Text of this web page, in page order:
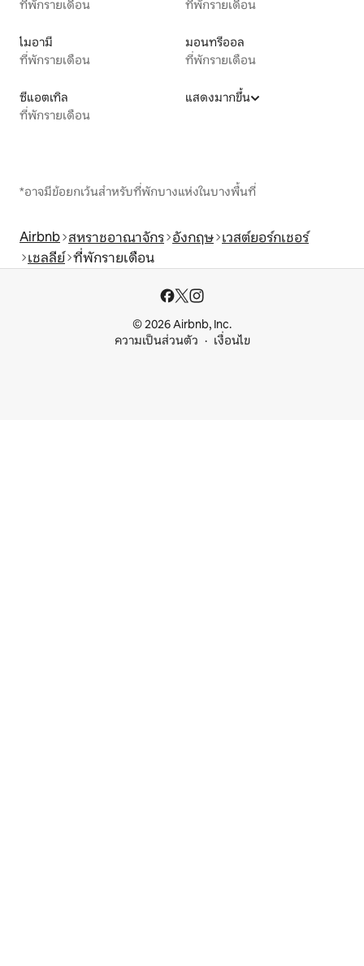
ที่พักรายเดือน ที่พักรายเดือน
ไมอามี
ที่พักรายเดือน
มอนทรีออล
ที่พักรายเดือน
ซีแอตเทิล
ที่พักรายเดือน
แสดงมากขึ้น
*อาจมีข้อยกเว้นสำหรับที่พักบางแห่งในบางพื้นที่
Airbnb สหราชอาณาจักร อังกฤษ เวสต์ยอร์กเชอร์
เชลลีย์ ที่พักรายเดือน
© 2026 Airbnb, Inc.
ความเป็นส่วนตัว
เงื่อนไข